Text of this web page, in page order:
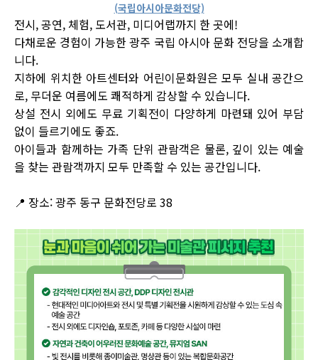
(국립아시아문화전당)
전시, 공연, 체험, 도서관, 미디어랩까지 한 곳에!
다채로운 경험이 가능한 광주 국립 아시아 문화 전당을 소개합
니다.
지하에 위치한 아트센터와 어린이문화원은 모두 실내 공간으
로, 무더운 여름에도 쾌적하게 감상할 수 있습니다.
상설 전시 외에도 무료 기획전이 다양하게 마련돼 있어 부담
없이 들르기에도 좋죠.
아이들과 함께하는 가족 단위 관람객은 물론, 깊이 있는 예술
을 찾는 관람객까지 모두 만족할 수 있는 공간입니다.
📍 장소: 광주 동구 문화전당로 38